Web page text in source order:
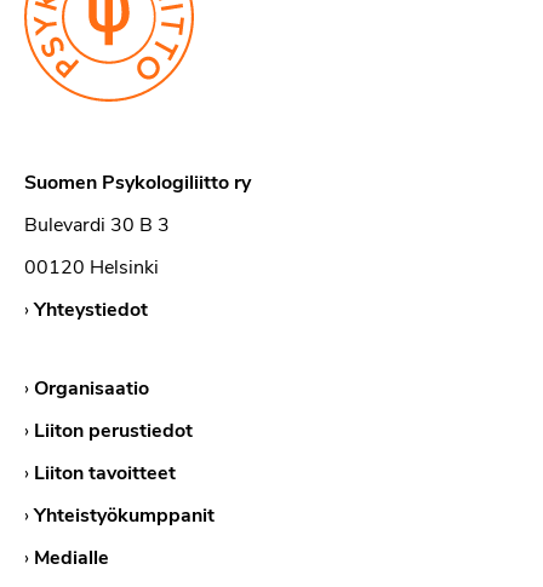
Suomen Psykologiliitto ry
Bulevardi 30 B 3
00120 Helsinki
›Yhteystiedot
›Organisaatio
› Liiton perustiedot
› Liiton tavoitteet
›Yhteistyökumppanit
› Medialle